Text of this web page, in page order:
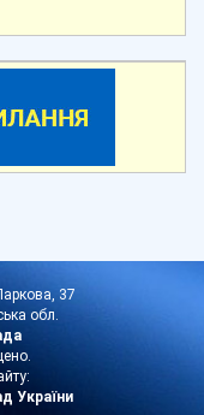
37
обл.
України